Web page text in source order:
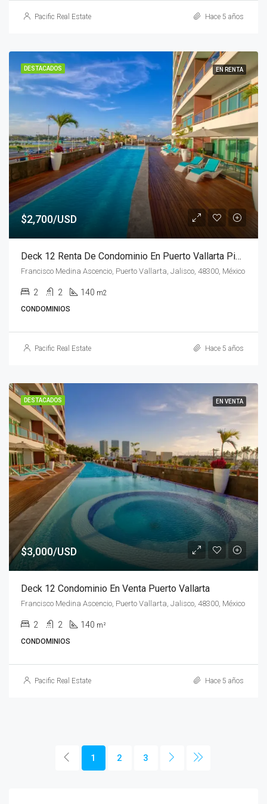
Pacific Real Estate Hace 5 años
DESTACADOS EN RENTA
$2,700/USD
Deck 12 Renta De Condominio En Puerto Vallarta Piso #8
Francisco Medina Ascencio, Puerto Vallarta, Jalisco, 48300, México
2 2 140 m2
CONDOMINIOS
Pacific Real Estate Hace 5 años
DESTACADOS EN VENTA
$3,000/USD
Deck 12 Condominio En Venta Puerto Vallarta
Francisco Medina Ascencio, Puerto Vallarta, Jalisco, 48300, México
2 2 140 m²
CONDOMINIOS
Pacific Real Estate Hace 5 años
1 2 3